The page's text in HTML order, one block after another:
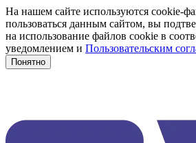
На нашем сайте используются cookie-
пользоваться данным сайтом, вы
на использование файлов cookie в
уведомлением и Пользовательским
Понятно